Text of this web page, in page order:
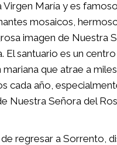
Virgen María y es
mosaicos,
imagen de Nuestra
El santuario es un
que atrae a
cada año,
Nuestra Señora del
regresar a Sorrento,